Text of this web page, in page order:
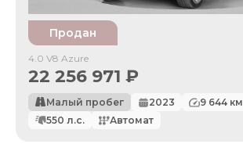
Продан
4.0 V8 Azure
22 256 971 ₽
Малый пробег 2023 9 644 км
550 л.с. Автомат